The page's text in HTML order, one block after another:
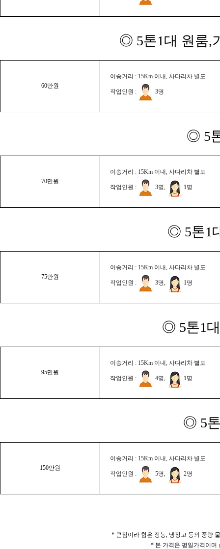
◎ 5톤1대 원룸,
60만원
이송거리 : 15Km 이내, 사다리차 별도
작업인원 : 3명
◎ 5
70만원
이송거리 : 15Km 이내, 사다리차 별도
작업인원 : 3명, 1명
◎ 5톤1
75만원
이송거리 : 15Km 이내, 사다리차 별도
작업인원 : 3명, 1명
◎ 5톤1
95만원
이송거리 : 15Km 이내, 사다리차 별도
작업인원 : 4명, 1명
◎ 5
150만원
이송거리 : 15Km 이내, 사다리차 별도
작업인원 : 5명, 2명
* 큰짐이라 함은 장농, 냉장고 등의 중량
* 본 가격은 평일가격이며